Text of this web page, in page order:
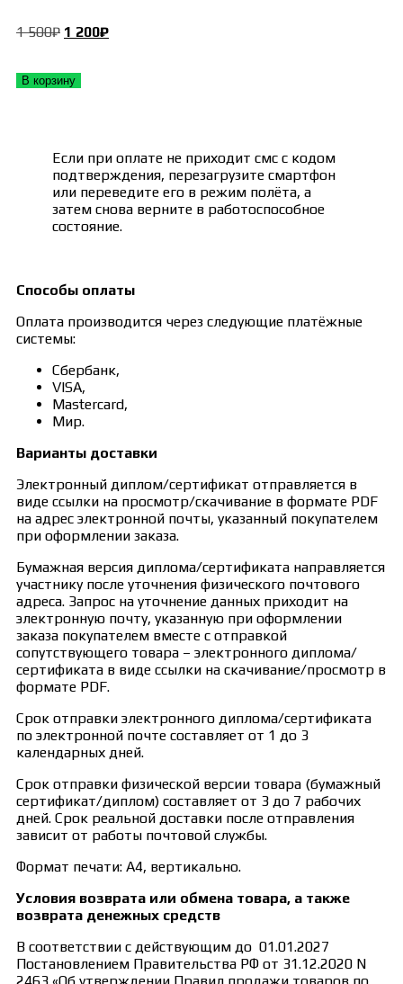
1 500₽ 1 200₽
В корзину
Если при оплате не приходит смс с кодом
подтверждения, перезагрузите смартфон
или переведите его в режим полёта, а
затем снова верните в работоспособное
состояние.
Способы оплаты
Оплата производится через следующие платёжные
системы:
Сбербанк,
VISA,
Mastercard,
Мир.
Варианты доставки
Электронный диплом/сертификат отправляется в
виде ссылки на просмотр/скачивание в формате PDF
на адрес электронной почты, указанный покупателем
при оформлении заказа.
Бумажная версия диплома/сертификата направляется
участнику после уточнения физического почтового
адреса. Запрос на уточнение данных приходит на
электронную почту, указанную при оформлении
заказа покупателем вместе с отправкой
сопутствующего товара – электронного диплома/
сертификата в виде ссылки на скачивание/просмотр в
формате PDF.
Срок отправки электронного диплома/сертификата
по электронной почте составляет от 1 до 3
календарных дней.
Срок отправки физической версии товара (бумажный
сертификат/диплом) составляет от 3 до 7 рабочих
дней. Срок реальной доставки после отправления
зависит от работы почтовой службы.
Формат печати: А4, вертикально.
Условия возврата или обмена товара, а также
возврата денежных средств
В соответствии с действующим до 01.01.2027
Постановлением Правительства РФ от 31.12.2020 N